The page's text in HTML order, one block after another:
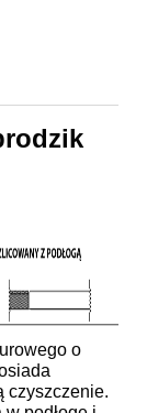
o
czyszczenie.